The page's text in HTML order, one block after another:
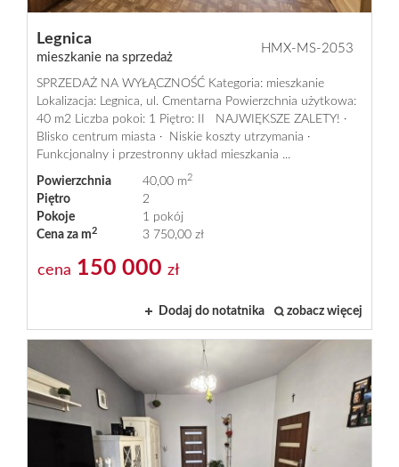
Lokale
Legnica
mieszkanie na sprzedaż
HMX-MS-2053
SPRZEDAŻ NA WYŁĄCZNOŚĆ Kategoria: mieszkanie
Lokalizacja: Legnica, ul. Cmentarna Powierzchnia użytkowa:
40 m2 Liczba pokoi: 1 Piętro: II NAJWIĘKSZE ZALETY! ·
Blisko centrum miasta · Niskie koszty utrzymania ·
Funkcjonalny i przestronny układ mieszkania ...
Powierzchnia 40,00 m2
Piętro
2
Pokoje
1 pokój
Cena za m2 3 750,00 zł
cena 150 000 zł
Dodaj do notatnika zobacz więcej